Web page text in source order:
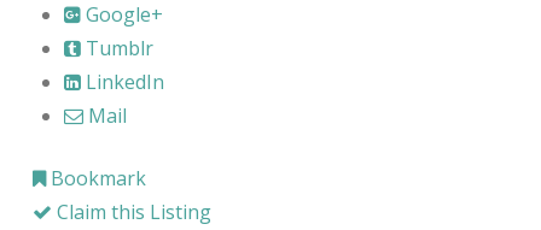
Google+
Tumblr
LinkedIn
Mail
Bookmark
Claim this Listing